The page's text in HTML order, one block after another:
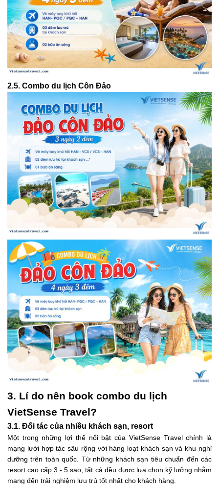
2.5. Combo du lịch Côn Đảo
3. Lí do nên book combo du lịch
VietSense Travel?
3.1. Đối tác của nhiều khách sạn, resort
Một trong những lợi thế nổi bật của VietSense Travel chính là
mạng lưới hợp tác sâu rộng với hàng loạt khách sạn và khu nghỉ
dưỡng trên toàn quốc. Từ những khách sạn tiêu chuẩn đến các
resort cao cấp 3 - 5 sao, tất cả đều được lựa chọn kỹ lưỡng nhằm
mang đến trải nghiệm lưu trú tốt nhất cho khách hàng.